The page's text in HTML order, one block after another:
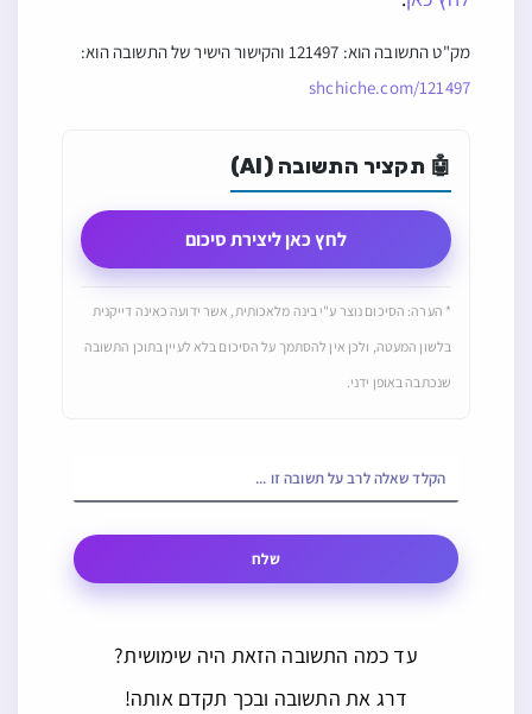
מק"ט התשובה הוא: 121497 והקישור הישיר של התשובה הוא:
shchiche.com/121497
🤖 תקציר התשובה (AI)
לחץ כאן ליצירת סיכום
* הערה: הסיכום נוצר ע"י בינה מלאכותית, אשר ידועה כאינה דייקנית
בלשון המעטה, ולכן אין להסתמך על הסיכום בלא לעיין בתוכן התשובה
שנכתבה באופן ידני.
שלח
עד כמה התשובה הזאת היה שימושית?
דרג את התשובה ובכך תקדם אותה!